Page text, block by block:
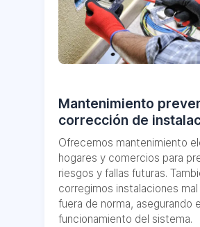
Mantenimiento
corrección de
Ofrecemos mantenimiento
hogares y comercios para
riesgos y fallas futuras.
corregimos instalaciones
fuera de norma, asegurando
funcionamiento del sistema.